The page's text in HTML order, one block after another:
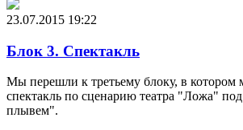
23.07.2015 19:22
Блок 3. Спектакль
Мы перешли к третьему блоку, в котором
спектакль по сценарию театра "Ложа"
плывем".